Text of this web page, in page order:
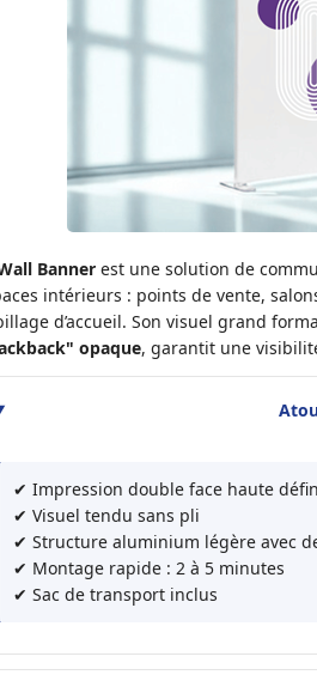
Banner est une solution de
intérieurs : points de vente,
d’accueil. Son visuel grand
opaque, garantit une
✔ Impression double face haute
✔ Visuel tendu sans pli
✔ Structure aluminium légère avec
✔ Montage rapide : 2 à 5 minutes
✔ Sac de transport inclus